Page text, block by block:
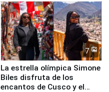
7
La estrella olímpica Simone
Biles disfruta de los
encantos de Cusco y el